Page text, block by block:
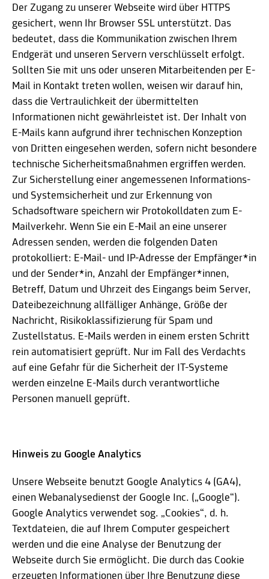
Der Zugang zu unserer Webseite wird über HTTPS
gesichert, wenn Ihr Browser SSL unterstützt. Das
bedeutet, dass die Kommunikation zwischen Ihrem
Endgerät und unseren Servern verschlüsselt erfolgt.
Sollten Sie mit uns oder unseren Mitarbeitenden per E-
Mail in Kontakt treten wollen, weisen wir darauf hin,
dass die Vertraulichkeit der übermittelten
Informationen nicht gewährleistet ist. Der Inhalt von
E-Mails kann aufgrund ihrer technischen Konzeption
von Dritten eingesehen werden, sofern nicht besondere
technische Sicherheitsmaßnahmen ergriffen werden.
Zur Sicherstellung einer angemessenen Informations-
und Systemsicherheit und zur Erkennung von
Schadsoftware speichern wir Protokolldaten zum E-
Mailverkehr. Wenn Sie ein E-Mail an eine unserer
Adressen senden, werden die folgenden Daten
protokolliert: E-Mail- und IP-Adresse der Empfänger*in
und der Sender*in, Anzahl der Empfänger*innen,
Betreff, Datum und Uhrzeit des Eingangs beim Server,
Dateibezeichnung allfälliger Anhänge, Größe der
Nachricht, Risikoklassifizierung für Spam und
Zustellstatus. E-Mails werden in einem ersten Schritt
rein automatisiert geprüft. Nur im Fall des Verdachts
auf eine Gefahr für die Sicherheit der IT-Systeme
werden einzelne E-Mails durch verantwortliche
Personen manuell geprüft.
Hinweis zu Google Analytics
Unsere Webseite benutzt Google Analytics 4 (GA4),
einen Webanalysedienst der Google Inc. („Google“).
Google Analytics verwendet sog. „Cookies“, d. h.
Textdateien, die auf Ihrem Computer gespeichert
werden und die eine Analyse der Benutzung der
Webseite durch Sie ermöglicht. Die durch das Cookie
erzeugten Informationen über Ihre Benutzung diese